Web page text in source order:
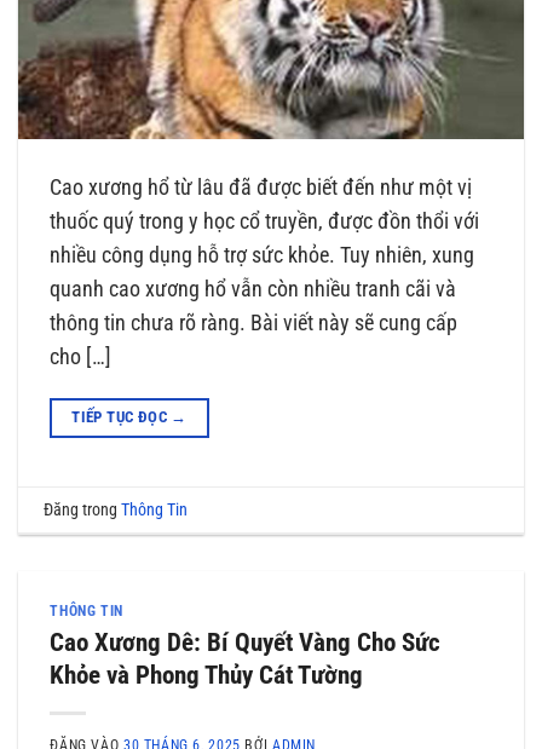
Cao xương hổ từ lâu đã được biết đến như một vị
thuốc quý trong y học cổ truyền, được đồn thổi với
nhiều công dụng hỗ trợ sức khỏe. Tuy nhiên, xung
quanh cao xương hổ vẫn còn nhiều tranh cãi và
thông tin chưa rõ ràng. Bài viết này sẽ cung cấp
cho […]
TIẾP TỤC ĐỌC →
Đăng trongThông Tin
THÔNG TIN
Cao Xương Dê: Bí Quyết Vàng Cho Sức
Khỏe và Phong Thủy Cát Tường
ĐĂNG VÀO 30 THÁNG 6, 2025 BỞI ADMIN